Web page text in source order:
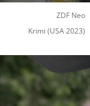
ZDF Neo
Krimi (USA 2023)